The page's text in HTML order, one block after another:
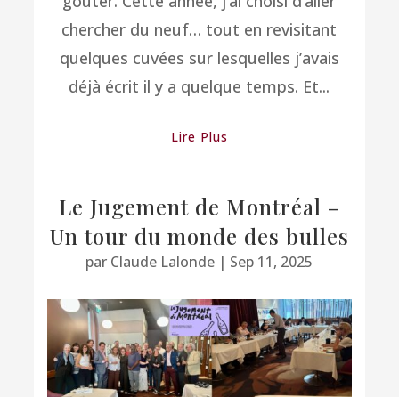
chercher du neuf… tout en revisitant
quelques cuvées sur lesquelles j’avais
déjà écrit il y a quelque temps. Et...
Lire Plus
Le Jugement de Montréal –
Un tour du monde des bulles
par Claude Lalonde | Sep 11, 2025